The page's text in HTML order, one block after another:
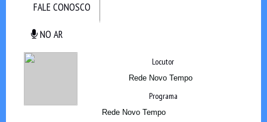
FALE CONOSCO
NO AR
Locutor
Rede Novo Tempo
Programa
Rede Novo Tempo